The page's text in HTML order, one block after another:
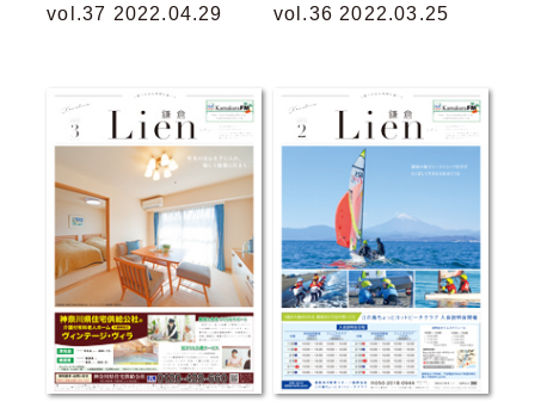
vol.37 2022.04.29 vol.36 2022.03.25